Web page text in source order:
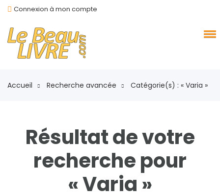
Connexion à mon compte
Accueil Recherche avancée Catégorie(s) : « Varia »
Résultat de votre
recherche pour
« Varia »